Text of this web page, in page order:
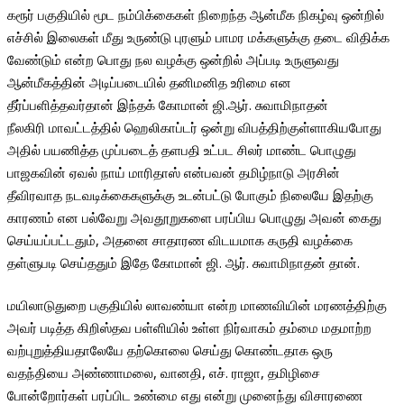
கரூர் பகுதியில் மூட நம்பிக்கைகள் நிறைந்த ஆன்மீக நிகழ்வு ஒன்றில்
எச்சில் இலைகள் மீது உருண்டு புரளும் பாமர மக்களுக்கு தடை விதிக்க
வேண்டும் என்ற பொது நல வழக்கு ஒன்றில் அப்படி உருளுவது
ஆன்மீகத்தின் அடிப்படையில் தனிமனித உரிமை என
தீர்ப்பளித்தவர்தான் இந்தக் கோமான் ஜி.ஆர். சுவாமிநாதன்
நீலகிரி மாவட்டத்தில் ஹெலிகாப்டர் ஒன்று விபத்திற்குள்ளாகியபோது
அதில் பயணித்த முப்படைத் தளபதி உட்பட சிலர் மாண்ட பொழுது
பாஜகவின் ஏவல் நாய் மாரிதாஸ் என்பவன் தமிழ்நாடு அரசின்
தீவிரவாத நடவடிக்கைகளுக்கு உடன்பட்டு போகும் நிலையே இதற்கு
காரணம் என பல்வேறு அவதூறுகளை பரப்பிய பொழுது அவன் கைது
செய்யப்பட்டதும், அதனை சாதாரண விடயமாக கருதி வழக்கை
தள்ளுபடி செய்ததும் இதே கோமான் ஜி. ஆர். சுவாமிநாதன் தான்.
மயிலாடுதுறை பகுதியில் லாவண்யா என்ற மாணவியின் மரணத்திற்கு
அவர் படித்த கிறிஸ்தவ பள்ளியில் உள்ள நிர்வாகம் தம்மை மதமாற்ற
வற்புறுத்தியதாலேயே தற்கொலை செய்து கொண்டதாக ஒரு
வதந்தியை அண்ணாமலை, வானதி, எச். ராஜா, தமிழிசை
போன்றோர்கள் பரப்பிட உண்மை எது என்று முனைந்து விசாரணை